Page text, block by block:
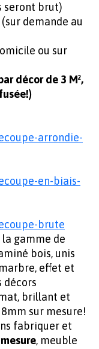
seront brut)
demande au
ou sur
décor de 3 M²,
arrondie-
en-biais-
brute
gamme de
bois, unis
effet et
décors
brillant et
sur mesure!
fabriquer et
, meuble